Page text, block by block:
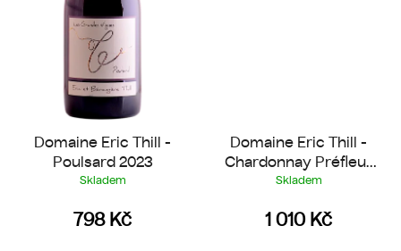
Domaine Eric Thill -
Poulsard 2023
Skladem
798 Kč
Domaine Eric Thill -
Chardonnay Préfleur
2019
Skladem
1 010 Kč